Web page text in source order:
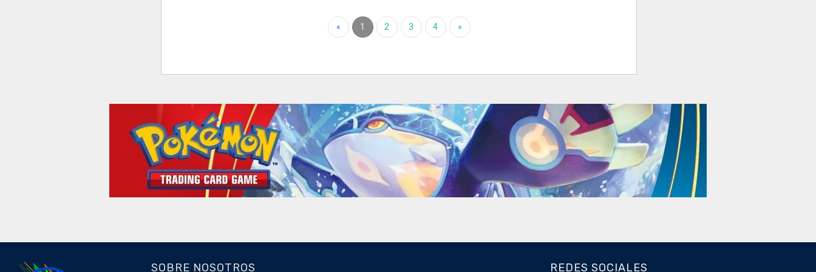
« 1 2 3 4 »
SOBRE NOSOTROS REDES SOCIALES